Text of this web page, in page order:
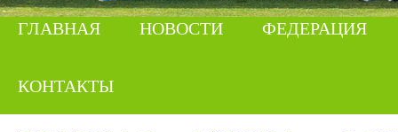
ГЛАВНАЯ НОВОСТИ ФЕДЕРАЦИЯ
КОНТАКТЫ